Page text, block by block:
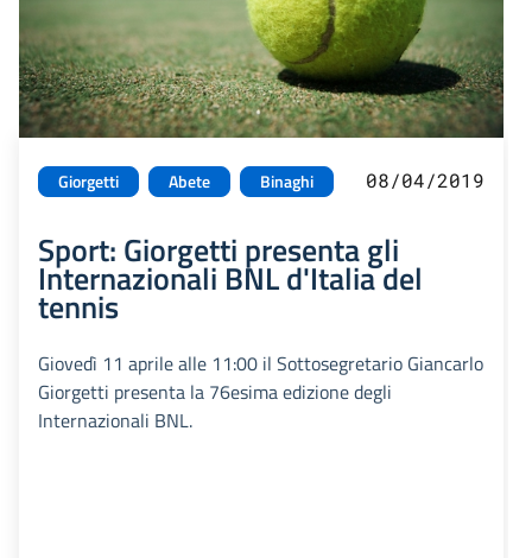
Giorgetti Abete Binaghi 08/04/2019
Sport: Giorgetti presenta gli
Internazionali BNL d'Italia del
tennis
Giovedì 11 aprile alle 11:00 il Sottosegretario Giancarlo
Giorgetti presenta la 76esima edizione degli
Internazionali BNL.